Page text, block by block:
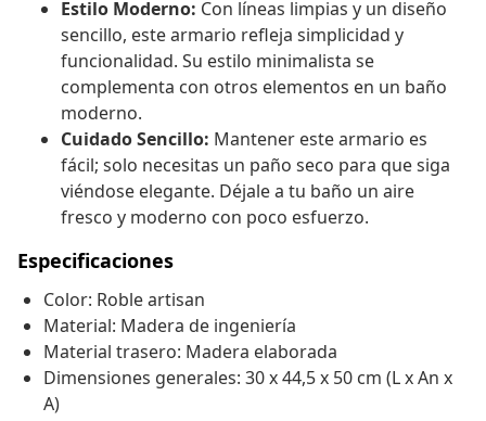
Estilo Moderno: Con líneas limpias y un diseño
sencillo, este armario refleja simplicidad y
funcionalidad. Su estilo minimalista se
complementa con otros elementos en un baño
moderno.
Cuidado Sencillo: Mantener este armario es
fácil; solo necesitas un paño seco para que siga
viéndose elegante. Déjale a tu baño un aire
fresco y moderno con poco esfuerzo.
Especificaciones
Color: Roble artisan
Material: Madera de ingeniería
Material trasero: Madera elaborada
Dimensiones generales: 30 x 44,5 x 50 cm (L x An x
A)